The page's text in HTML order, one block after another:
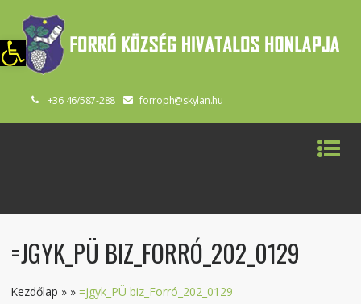
Eszköztár megnyitása
+36 46/587-288 forroph@skylan.hu
=JGYK_PÜ BIZ_FORRÓ_202_0129
Kezdőlap » »=jgyk_PÜ biz_Forró_202_0129